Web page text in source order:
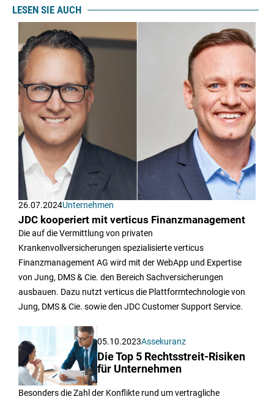
LESEN SIE AUCH
26.07.2024Unternehmen
JDC kooperiert mit verticus Finanzmanagement
Die auf die Vermittlung von privaten
Krankenvollversicherungen spezialisierte verticus
Finanzmanagement AG wird mit der WebApp und Expertise
von Jung, DMS & Cie. den Bereich Sachversicherungen
ausbauen. Dazu nutzt verticus die Plattformtechnologie von
Jung, DMS & Cie. sowie den JDC Customer Support Service.
05.10.2023Assekuranz
Die Top 5 Rechtsstreit-Risiken
für Unternehmen
Besonders die Zahl der Konflikte rund um vertragliche